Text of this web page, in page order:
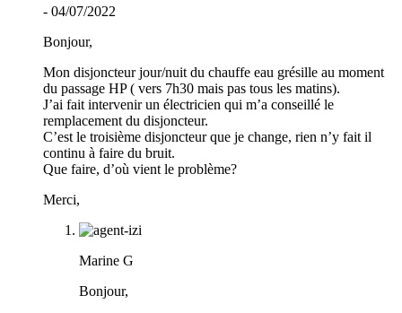
- 04/07/2022
Bonjour,
Mon disjoncteur jour/nuit du chauffe eau grésille au moment
du passage HP ( vers 7h30 mais pas tous les matins).
J’ai fait intervenir un électricien qui m’a conseillé le
remplacement du disjoncteur.
C’est le troisième disjoncteur que je change, rien n’y fait il
continu à faire du bruit.
Que faire, d’où vient le problème?
Merci,
Marine G
Bonjour,